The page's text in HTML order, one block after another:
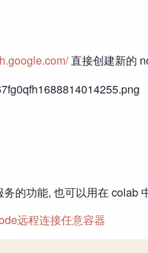
直接创建新的
的功能, 也可以用在 colab
远程连接任意容器